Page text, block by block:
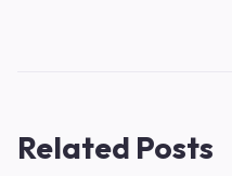
Related Posts